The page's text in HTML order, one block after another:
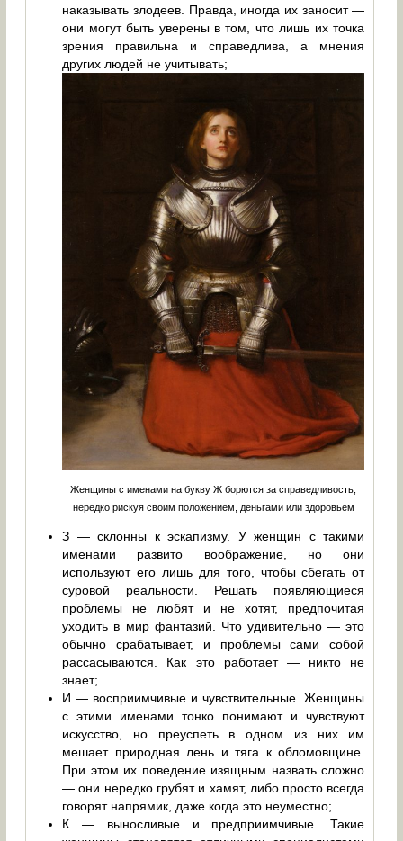
наказывать злодеев. Правда, иногда их заносит —
они могут быть уверены в том, что лишь их точка
зрения правильна и справедлива, а мнения
других людей не учитывать;
Женщины с именами на букву Ж борются за справедливость,
нередко рискуя своим положением, деньгами или здоровьем
З — склонны к эскапизму. У женщин с такими
именами развито воображение, но они
используют его лишь для того, чтобы сбегать от
суровой реальности. Решать появляющиеся
проблемы не любят и не хотят, предпочитая
уходить в мир фантазий. Что удивительно — это
обычно срабатывает, и проблемы сами собой
рассасываются. Как это работает — никто не
знает;
И — восприимчивые и чувствительные. Женщины
с этими именами тонко понимают и чувствуют
искусство, но преуспеть в одном из них им
мешает природная лень и тяга к обломовщине.
При этом их поведение изящным назвать сложно
— они нередко грубят и хамят, либо просто всегда
говорят напрямик, даже когда это неуместно;
К — выносливые и предприимчивые. Такие